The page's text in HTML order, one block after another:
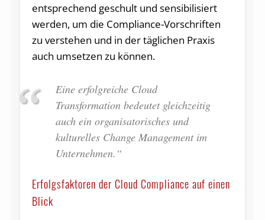
entsprechend geschult und sensibilisiert
werden, um die Compliance-Vorschriften
zu verstehen und in der täglichen Praxis
auch umsetzen zu können.
Eine erfolgreiche Cloud
Transformation bedeutet gleichzeitig
auch ein organisatorisches und
kulturelles Change Management im
Unternehmen.“
Erfolgsfaktoren der Cloud Compliance auf einen
Blick